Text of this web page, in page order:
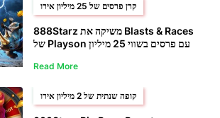
קרן פרסים של 25 מיליון אירו
888Starz משיקה את Blasts & Races
של Playson עם פרסים בשווי 25 מיליון
Read More
קופה שנתית של 2 מיליון אירו